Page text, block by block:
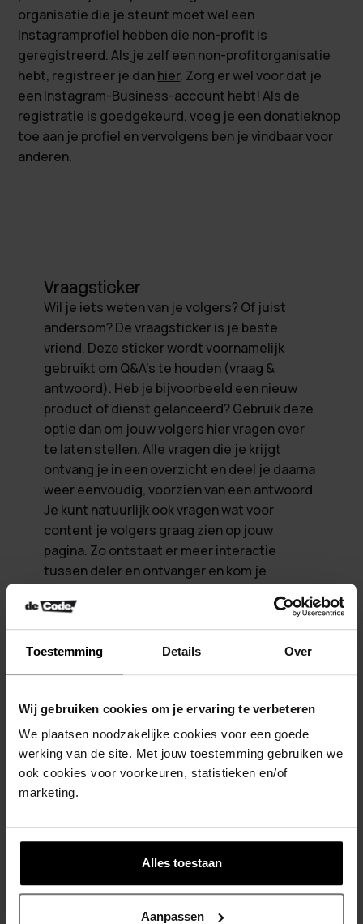
Toestemming Details Over
Wij gebruiken cookies om je ervaring te verbeteren
We plaatsen noodzakelijke cookies voor een goede
werking van de site. Met jouw toestemming gebruiken we
ook cookies voor voorkeuren, statistieken en/of
marketing.
Alles toestaan
Aanpassen
organisatie die je steunt moet wel een
Instagramprofiel hebben die non-profit is
geregistreerd. Als je zelf een non-profitorganisatie
hebt, registreer je danhier. Zorg er wel voor dat je
een Instagram-Business-account hebt! Als de
registratie is goedgekeurd, voeg je een donatieknop
toe aan je profiel en vervolgens ben je vindbaar voor
anderen.
Vraagsticker
Wil je iets weten van je volgers? Of juist
andersom? De vraagsticker is je beste
vriend. Deze sticker wordt voornamelijk
gebruikt om Q&A’s te houden (vraag &
antwoord). Heb je bijvoorbeeld een nieuw
product of dienst gelanceerd? Gebruik deze
optie dan om jouw volgers hier vragen over
te laten stellen. Alle vragen die je krijgt
ontvang je in een overzicht en deel je daarna
weer eenvoudig, voorzien van een antwoord.
Je kunt natuurlijk ook vragen wat voor
content je volgers graag zien op jouw
pagina. Zo ontstaat er meer interactie
tussen deler en ontvanger en kom je
doelgroep.